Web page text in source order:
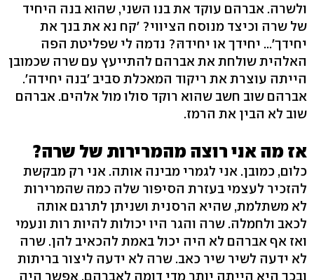
ולשרה. אברהם עוקד את בנו השני, שהוא בנה היחיד
של שרה וכיצד מנוסח הציווי? 'קח נא את בנך את
יחידך'... יחידך או יחידהּ? נדמה לי שפליטת הפה
האלהית שולחת את אברהם להתייעץ עם שרה שכמובן
הייתה עוצרת את ריקוד המאכלת סביב 'בנה יחידה'.
אברהם שוב חשב שהוא רוקד סולו מול אלהים. אברהם
שוב לא הבין את הרמז.
אז מה אני רוצה מהמרירות של שרה?
כלום, כמובן. אני לגמרי מבינה אותה. אני רק מבקשת
להזכיר לעצמי בעזרת הסיפור שלה כמה שהמרירות
לא משתלמת, שהיא הרסנית ושניתן לתרגם אותה
לכאב ולחמלה. שרה והגר היו יכולות להיות רות ונעמי
ואז אף אברהם לא היה יכול באמת להכאיב להן. שרה
לא ידעה לשיר שיר כאב. שרה לא ידעה ליצור בריתות
ובכך היא הייתה יותר מדי דומה לאברהם. אפשר היה